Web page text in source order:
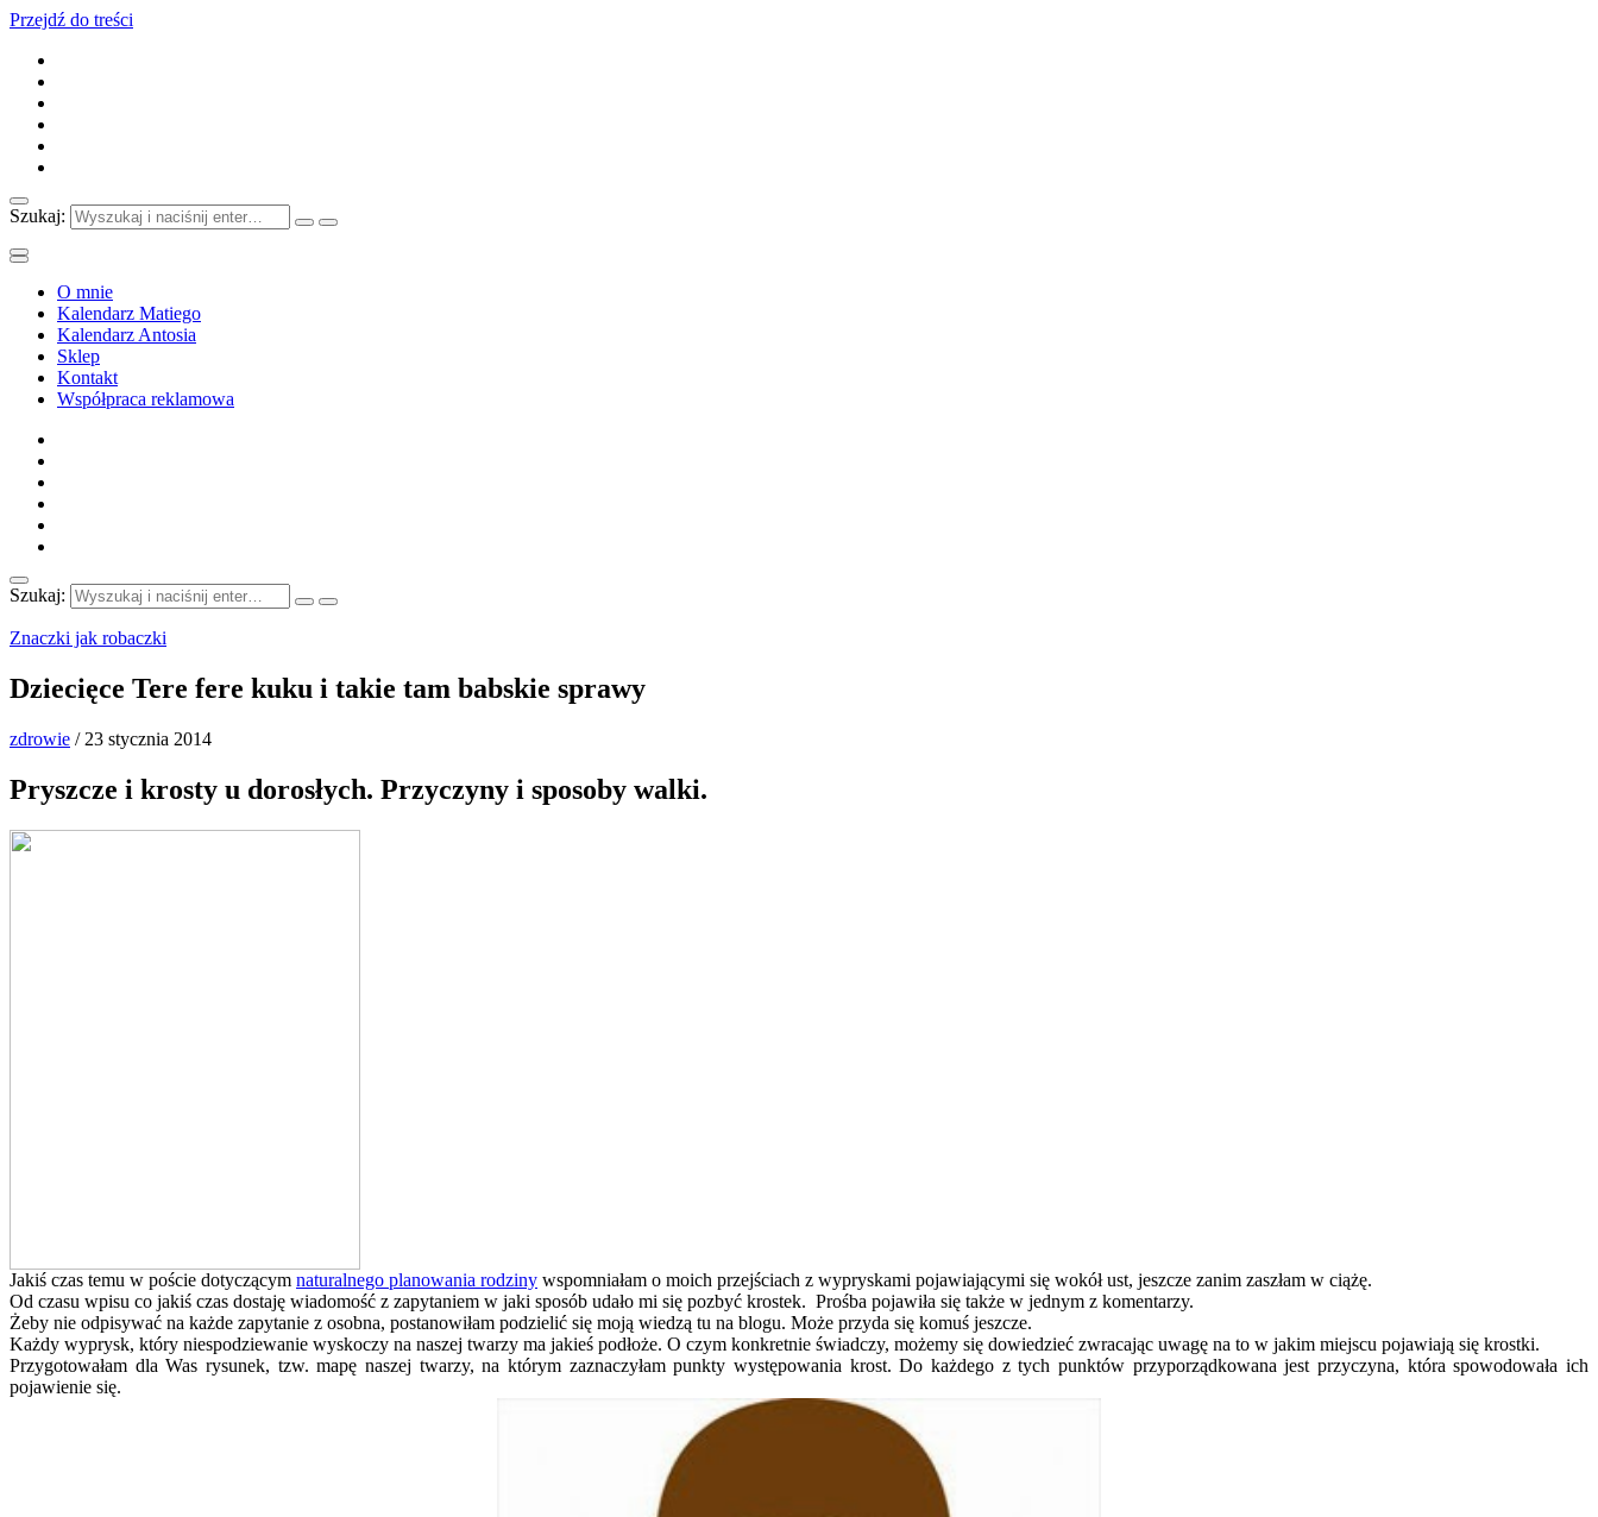
Przejdź do treści
Szukaj:
O mnie
Kalendarz Matiego
Kalendarz Antosia
Sklep
Kontakt
Współpraca reklamowa
Szukaj:
Znaczki jak robaczki
Dziecięce Tere fere kuku i takie tam babskie sprawy
zdrowie / 23 stycznia 2014
Pryszcze i krosty u dorosłych. Przyczyny i sposoby walki.
Jakiś czas temu w poście dotyczącym naturalnego planowania rodziny wspomniałam o moich przejściach z wypryskami pojawiającymi się wokół ust, jeszcze zanim zaszłam w ciążę.
Od czasu wpisu co jakiś czas dostaję wiadomość z zapytaniem w jaki sposób udało mi się pozbyć krostek. Prośba pojawiła się także w jednym z komentarzy.
Żeby nie odpisywać na każde zapytanie z osobna, postanowiłam podzielić się moją wiedzą tu na blogu. Może przyda się komuś jeszcze.
Każdy wyprysk, który niespodziewanie wyskoczy na naszej twarzy ma jakieś podłoże. O czym konkretnie świadczy, możemy się dowiedzieć zwracając uwagę na to w jakim miejscu pojawiają się krostki.
Przygotowałam dla Was rysunek, tzw. mapę naszej twarzy, na którym zaznaczyłam punkty występowania krost. Do każdego z tych punktów przyporządkowana jest przyczyna, która spowodowała ich
pojawienie się.